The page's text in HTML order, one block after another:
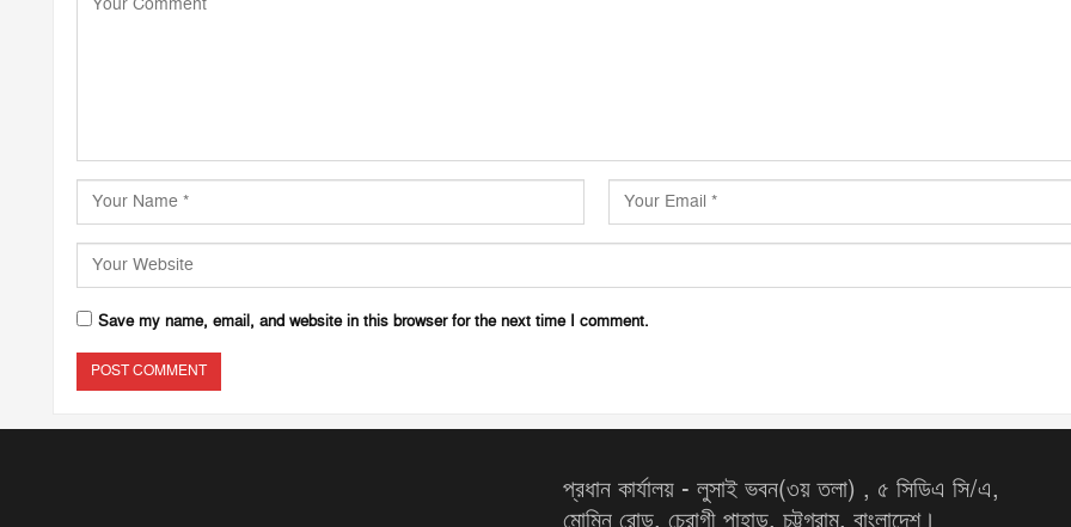
Save my name, email, and website in this browser for the next time I comment.
প্রধান কার্যালয় - লুসাই ভবন(৩য় তলা) , ৫ সিডিএ সি/এ,